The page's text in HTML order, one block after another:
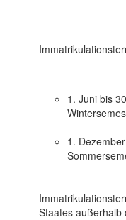
1. Juni bis
1.
Staates außerhalb